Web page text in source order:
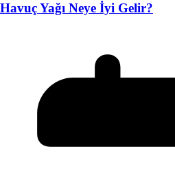
Havuç Yağı Neye İyi Gelir?